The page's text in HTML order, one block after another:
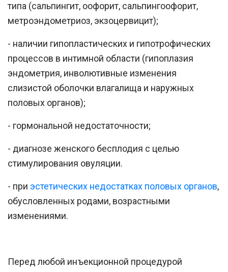
типа (сальпингит, оофорит, сальпингоофорит,
метроэндометриоз, экзоцервицит);
- наличии гипопластических и гипотрофических
процессов в интимной области (гипоплазия
эндометрия, инволютивные изменения
слизистой оболочки влагалища и наружных
половых органов);
- гормональной недостаточности;
- диагнозе женского бесплодия с целью
стимулирования овуляции.
- при эстетических недостатках половых органов,
обусловленных родами, возрастными
изменениями.
Перед любой инъекционной процедурой